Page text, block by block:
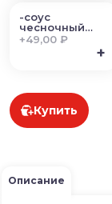
-соус
чесночный
25гр
+49,00 ₽
+
Купить
Описание